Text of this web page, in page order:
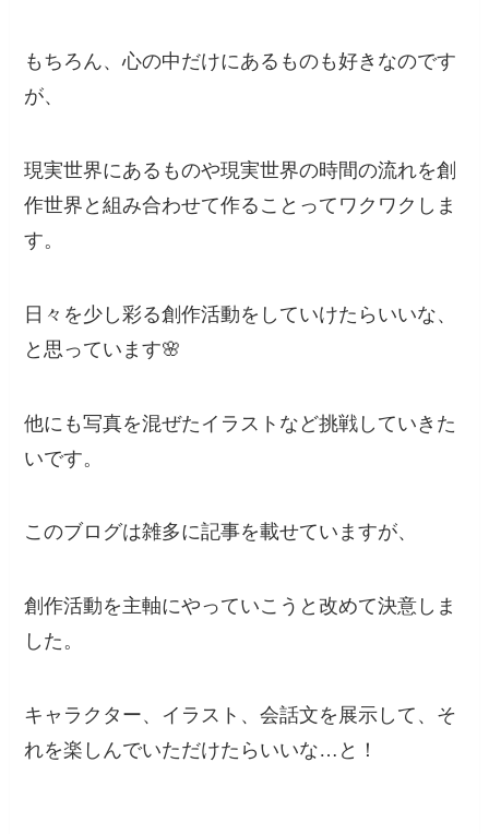
もちろん、心の中だけにあるものも好きなのです
が、
現実世界にあるものや現実世界の時間の流れを創
作世界と組み合わせて作ることってワクワクしま
す。
日々を少し彩る創作活動をしていけたらいいな、
と思っています🌸
他にも写真を混ぜたイラストなど挑戦していきた
いです。
このブログは雑多に記事を載せていますが、
創作活動を主軸にやっていこうと改めて決意しま
した。
キャラクター、イラスト、会話文を展示して、そ
れを楽しんでいただけたらいいな…と！